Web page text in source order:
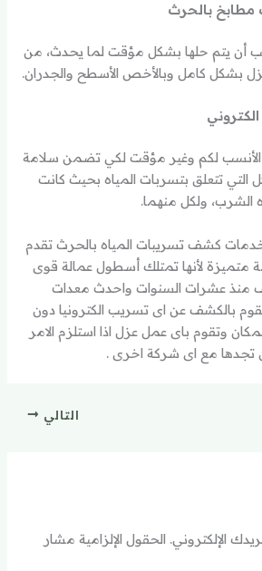
بالحرث
أن يتم حلها بشكل مؤقت لما يحدث، من
بشكل كامل وبالأخص الأسطح والجدران.
الأنسب لكم وغير مؤقت لكي تضمن سلامة
تتعلق بتسربات المياه بحيث كانت
ولكل منهما.
كشف تسريبات المياه بالحرث تقدم
متميزة لأنها تمتلك أسطول عمالة قوى
عشرات السنوات واحدث معدات
بالكشف عن اى تسريب الكترونيا دون
وتقوم باى عمل عزل اذا استلزم الامر
تجدها مع اى شركة اخرى .
التالي
الإلكتروني. الحقول الإلزامية مشار